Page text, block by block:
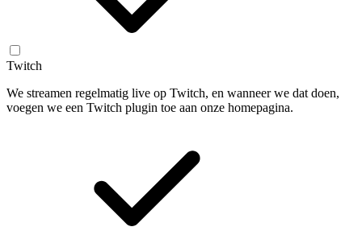
Twitch
We streamen regelmatig live op Twitch, en wanneer we dat doen,
voegen we een Twitch plugin toe aan onze homepagina.